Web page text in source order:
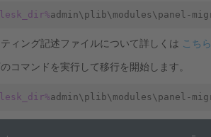
ィング記述ファイルについて詳しくは こちら
コマンドを実行して移行を開始します。